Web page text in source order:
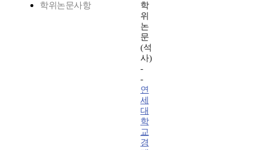
학위논문사항
학
위
논
문
(석
사)
-
-
연
세
대
학
교
경